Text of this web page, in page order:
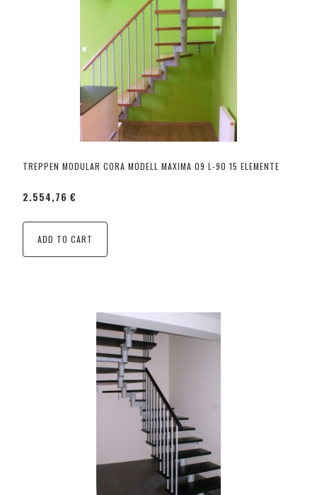
TREPPEN MODULAR CORA MODELL MAXIMA 09 L-90 15 ELEMENTE
2.554,76 €
ADD TO CART